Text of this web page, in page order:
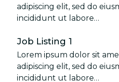
adipiscing elit, sed do
incididunt ut labore…
Job Listing 1
Lorem ipsum dolor sit
adipiscing elit, sed do
incididunt ut labore…